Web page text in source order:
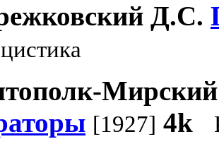
Д.С.
[1927] 4k